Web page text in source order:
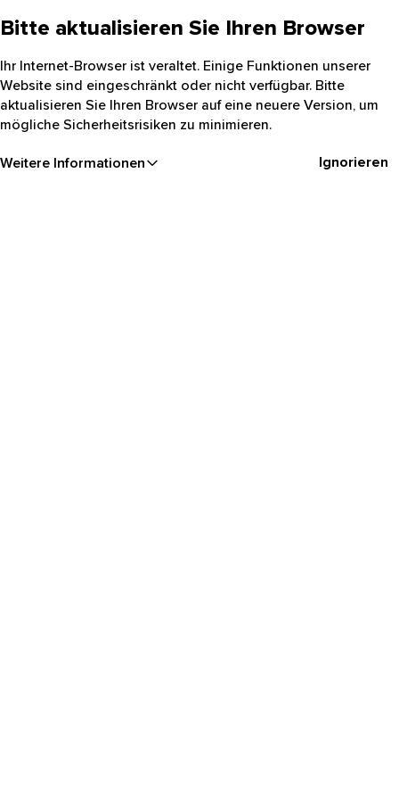
Bitte aktualisieren Sie Ihren Browser
Ihr Internet-Browser ist veraltet. Einige Funktionen unserer
Website sind eingeschränkt oder nicht verfügbar. Bitte
aktualisieren Sie Ihren Browser auf eine neuere Version, um
mögliche Sicherheitsrisiken zu minimieren.
Weitere Informationen Ignorieren